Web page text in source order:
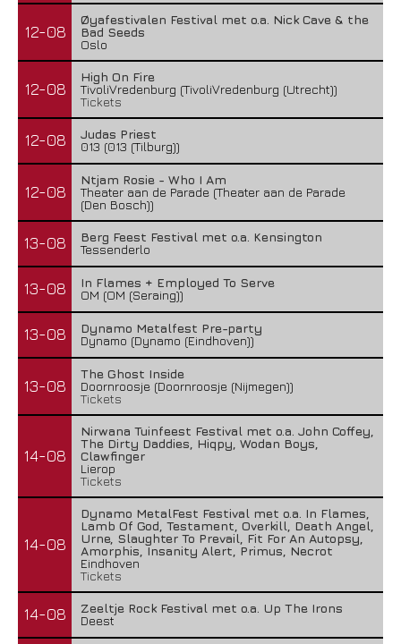
12-08
Øyafestivalen Festival met o.a. Nick Cave & the
Bad Seeds
Oslo
12-08
High On Fire
TivoliVredenburg (TivoliVredenburg (Utrecht))
Tickets
12-08
Judas Priest
013 (013 (Tilburg))
12-08
Ntjam Rosie - Who I Am
Theater aan de Parade (Theater aan de Parade
(Den Bosch))
13-08
Berg Feest Festival met o.a. Kensington
Tessenderlo
13-08
In Flames + Employed To Serve
OM (OM (Seraing))
13-08
Dynamo Metalfest Pre-party
Dynamo (Dynamo (Eindhoven))
13-08
The Ghost Inside
Doornroosje (Doornroosje (Nijmegen))
Tickets
14-08
Nirwana Tuinfeest Festival met o.a. John Coffey,
The Dirty Daddies, Hiqpy, Wodan Boys,
Clawfinger
Lierop
Tickets
14-08
Dynamo MetalFest Festival met o.a. In Flames,
Lamb Of God, Testament, Overkill, Death Angel,
Urne, Slaughter To Prevail, Fit For An Autopsy,
Amorphis, Insanity Alert, Primus, Necrot
Eindhoven
Tickets
14-08
Zeeltje Rock Festival met o.a. Up The Irons
Deest